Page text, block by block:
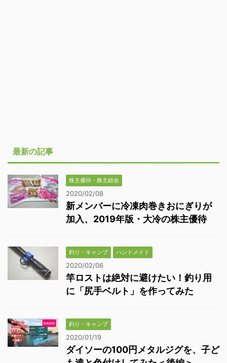
最新の記事
株主優待・株主総会
2020/02/08
新メンバーに冷凍肉巻きおにぎりが
加入、2019年版・大冷の株主優待
釣り・キャンプ ハンドメイド
2020/02/06
竿ロストは絶対に避けたい！釣り用
に「尻手ベルト」を作ってみた
釣り・キャンプ
2020/01/19
ダイソーの100円メタルジグを、子ど